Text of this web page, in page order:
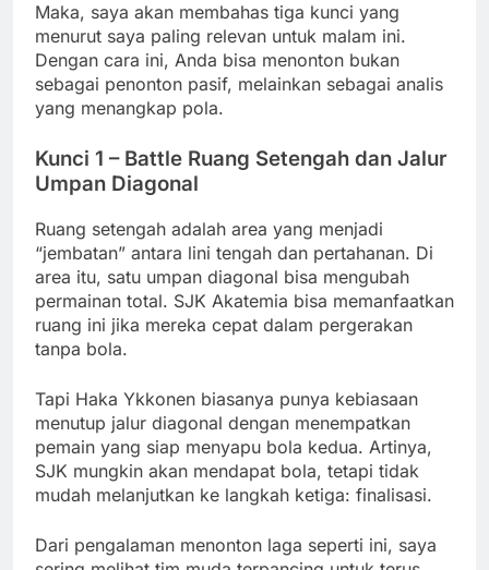
Maka, saya akan membahas tiga kunci yang
menurut saya paling relevan untuk malam ini.
Dengan cara ini, Anda bisa menonton bukan
sebagai penonton pasif, melainkan sebagai analis
yang menangkap pola.
Kunci 1 – Battle Ruang Setengah dan Jalur
Umpan Diagonal
Ruang setengah adalah area yang menjadi
“jembatan” antara lini tengah dan pertahanan. Di
area itu, satu umpan diagonal bisa mengubah
permainan total. SJK Akatemia bisa memanfaatkan
ruang ini jika mereka cepat dalam pergerakan
tanpa bola.
Tapi Haka Ykkonen biasanya punya kebiasaan
menutup jalur diagonal dengan menempatkan
pemain yang siap menyapu bola kedua. Artinya,
SJK mungkin akan mendapat bola, tetapi tidak
mudah melanjutkan ke langkah ketiga: finalisasi.
Dari pengalaman menonton laga seperti ini, saya